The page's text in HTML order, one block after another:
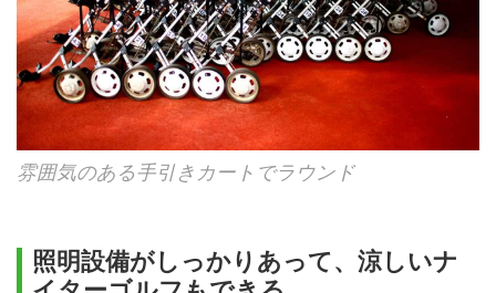
雰囲気のある手引きカートでラウンド
照明設備がしっかりあって、涼しいナ